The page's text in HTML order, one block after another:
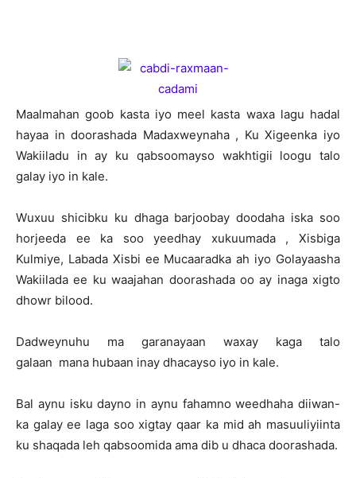
Maalmahan goob kasta iyo meel kasta waxa lagu hadal
hayaa in doorashada Madaxweynaha , Ku Xigeenka iyo
Wakiiladu in ay ku qabsoomayso wakhtigii loogu talo
galay iyo in kale.
Wuxuu shicibku ku dhaga barjoobay doodaha iska soo
horjeeda ee ka soo yeedhay xukuumada , Xisbiga
Kulmiye, Labada Xisbi ee Mucaaradka ah iyo Golayaasha
Wakiilada ee ku waajahan doorashada oo ay inaga xigto
dhowr bilood.
Dadweynuhu ma garanayaan waxay kaga talo
galaan mana hubaan inay dhacayso iyo in kale.
Bal aynu isku dayno in aynu fahamno weedhaha diiwan-
ka galay ee laga soo xigtay qaar ka mid ah masuuliyiinta
ku shaqada leh qabsoomida ama dib u dhaca doorashada.